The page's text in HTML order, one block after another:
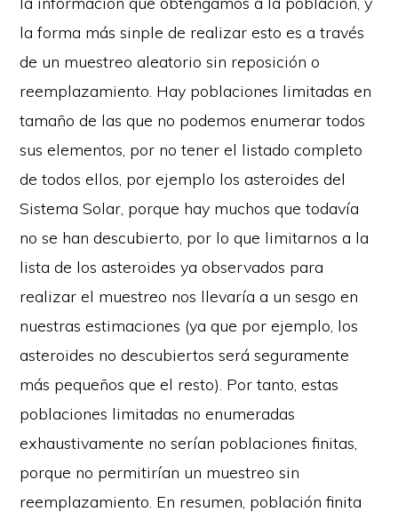
la forma más sinple de realizar esto es a través
de un muestreo aleatorio sin reposición o
reemplazamiento. Hay poblaciones limitadas en
tamaño de las que no podemos enumerar todos
sus elementos, por no tener el listado completo
de todos ellos, por ejemplo los asteroides del
Sistema Solar, porque hay muchos que todavía
no se han descubierto, por lo que limitarnos a la
lista de los asteroides ya observados para
realizar el muestreo nos llevaría a un sesgo en
nuestras estimaciones (ya que por ejemplo, los
asteroides no descubiertos será seguramente
más pequeños que el resto). Por tanto, estas
poblaciones limitadas no enumeradas
exhaustivamente no serían poblaciones finitas,
porque no permitirían un muestreo sin
reemplazamiento. En resumen, población finita